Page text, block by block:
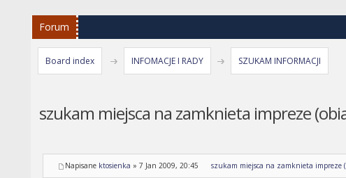
Forum
Board index INFOMACJE I RADY SZUKAM INFORMACJI
szukam miejsca na zamknieta impreze
Napisane ktosienka » 7 Jan 2009, 20:45 szukam miejsca na zamknieta impreze